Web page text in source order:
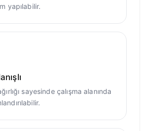
yapılabilir.
sayesinde çalışma alanında